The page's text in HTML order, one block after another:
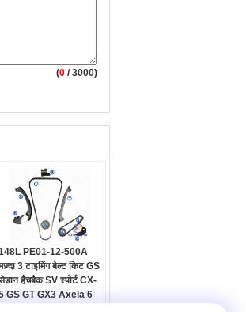
(0 / 3000)
PE01-12-500A
3 टाइमिंग बेल्ट किट GS
हैचबैक SV स्पोर्ट CX-
GS GT GX3 Axela 6